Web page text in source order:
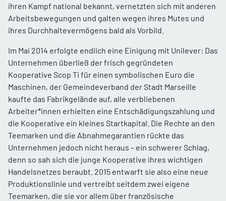
ihren Kampf national bekannt, vernetzten sich mit anderen
Arbeitsbewegungen und galten wegen ihres Mutes und
ihres Durchhaltevermögens bald als Vorbild.
Im Mai 2014 erfolgte endlich eine Einigung mit Unilever: Das
Unternehmen überließ der frisch gegründeten
Kooperative Scop Ti für einen symbolischen Euro die
Maschinen, der Gemeindeverband der Stadt Marseille
kaufte das Fabrikgelände auf, alle verbliebenen
Arbeiter*innen erhielten eine Entschädigungszahlung und
die Kooperative ein kleines Startkapital. Die Rechte an den
Teemarken und die Abnahmegarantien rückte das
Unternehmen jedoch nicht heraus – ein schwerer Schlag,
denn so sah sich die junge Kooperative ihres wichtigen
Handelsnetzes beraubt. 2015 entwarft sie also eine neue
Produktionslinie und vertreibt seitdem zwei eigene
Teemarken, die sie vor allem über französische